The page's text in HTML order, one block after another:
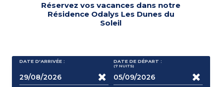
Réservez vos vacances dans notre
Résidence Odalys Les Dunes du
Soleil
DATE D'ARRIVÉE : DATE DE DÉPART :
(7 NUITS)